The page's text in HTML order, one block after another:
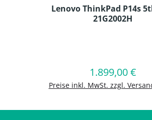
Lenovo ThinkPad P14s
21G2002H
Regulärer Preis:
1.899,00 €
Preise inkl. MwSt. zzgl.
In den Warenkorb